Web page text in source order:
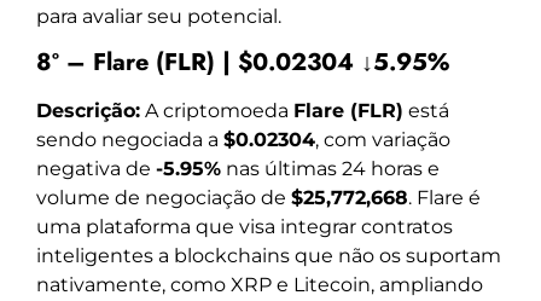
para avaliar seu potencial.
8º – Flare (FLR) | $0.02304 ↓5.95%
Descrição: A criptomoeda Flare (FLR) está
sendo negociada a $0.02304, com variação
negativa de -5.95% nas últimas 24 horas e
volume de negociação de $25,772,668. Flare é
uma plataforma que visa integrar contratos
inteligentes a blockchains que não os suportam
nativamente, como XRP e Litecoin, ampliando